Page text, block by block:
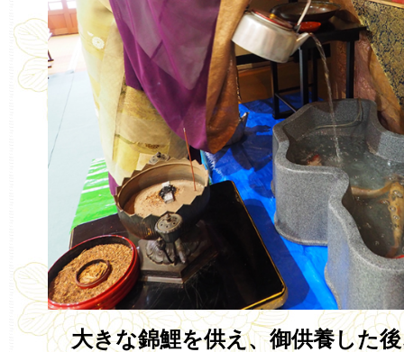
大きな錦鯉を供え、御供養した